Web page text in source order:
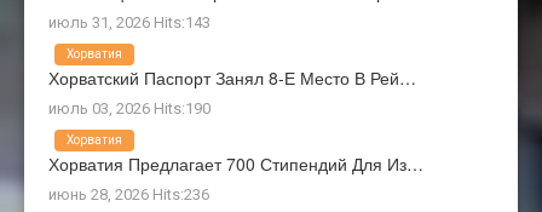
июль 31, 2026 Hits:143
Хорватский Паспорт Занял 8-Е Место В Рей…
июль 03, 2026 Hits:190
Хорватия
Хорватия Предлагает 700 Стипендий Для Из…
июнь 28, 2026 Hits:236
Хорватия